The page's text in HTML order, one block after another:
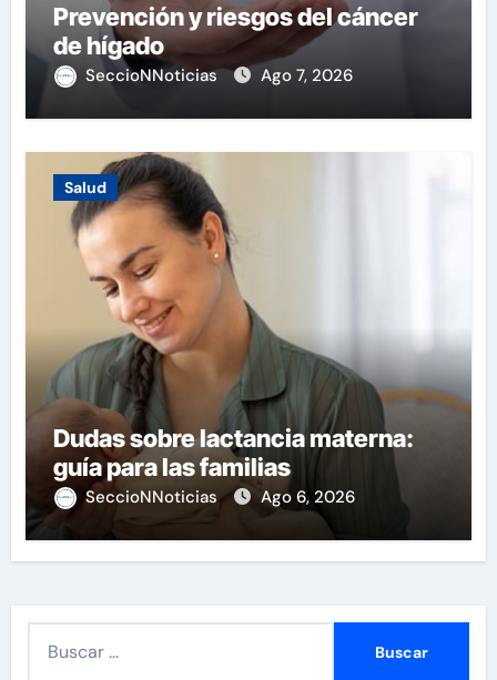
Prevención y riesgos del cáncer
de hígado
SeccioNNoticias Ago 7, 2026
Salud
Dudas sobre lactancia materna:
guía para las familias
SeccioNNoticias Ago 6, 2026